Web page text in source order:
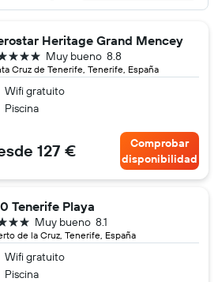
Heritage Grand Mencey
Cruz de Tenerife, Tenerife, España
8.8
Muy bueno
Wifi gratuito
Piscina
127 €
Comprobar
disponibilidad
Tenerife Playa
de la Cruz, Tenerife, España
8.1
Muy bueno
Wifi gratuito
Piscina